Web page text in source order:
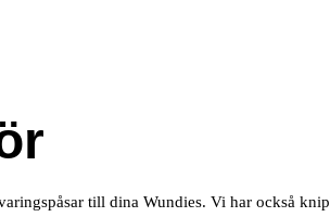
till dina Wundies. Vi har också